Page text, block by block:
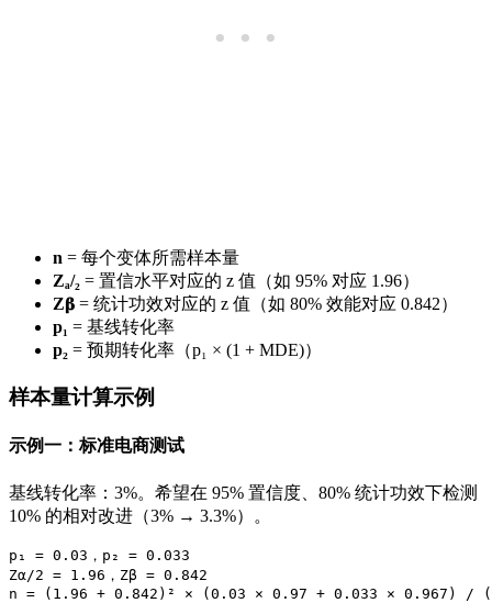
n = 每个变体所需样本量
Zₐ/₂ = 置信水平对应的 z 值（如 95% 对应 1.96）
Z𝛃 = 统计功效对应的 z 值（如 80% 效能对应 0.842）
p₁ = 基线转化率
p₂ = 预期转化率（p₁ × (1 + MDE)）
样本量计算示例
示例一：标准电商测试
基线转化率：3%。希望在 95% 置信度、80% 统计功效下检测
10% 的相对改进（3% → 3.3%）。
p₁ = 0.03，p₂ = 0.033
Zα/2 = 1.96，Zβ = 0.842
n = (1.96 + 0.842)² × (0.03 × 0.97 + 0.033 × 0.967) /